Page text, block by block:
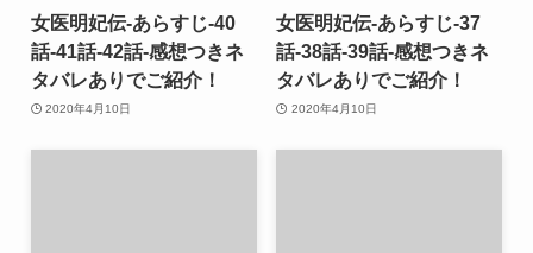
女医明妃伝-あらすじ-40
話-41話-42話-感想つきネ
タバレありでご紹介！
2020年4月10日
女医明妃伝-あらすじ-37
話-38話-39話-感想つきネ
タバレありでご紹介！
2020年4月10日